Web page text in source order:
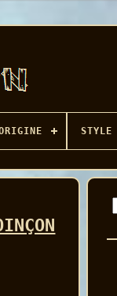
STYLE